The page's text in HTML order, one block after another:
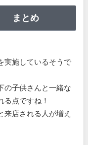
まとめ
実施しているそうで
の子供さんと一緒な
る点ですね！
来店される人が増え